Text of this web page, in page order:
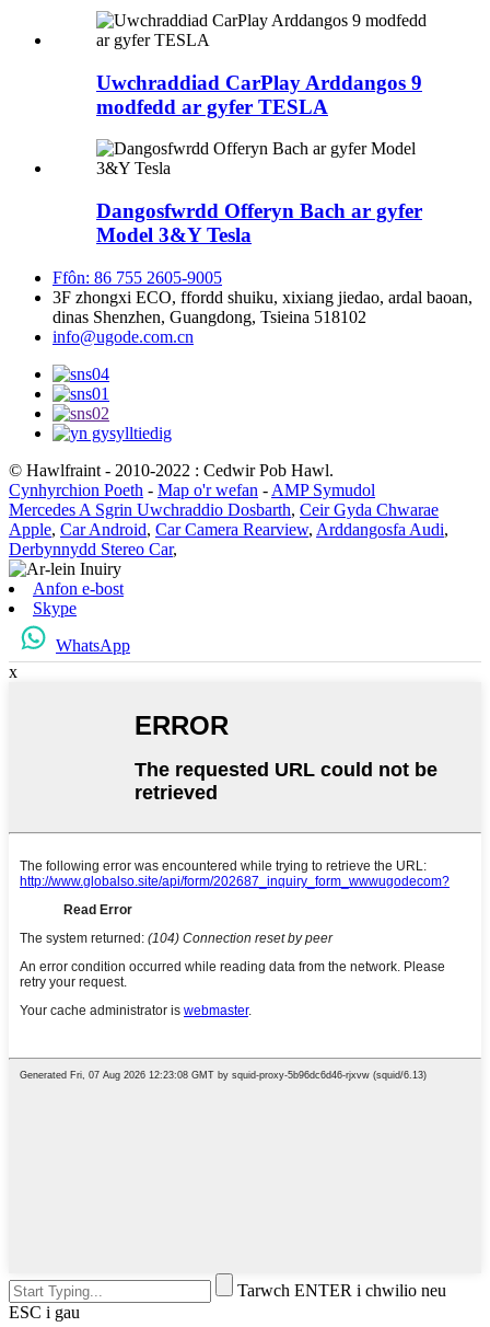
Uwchraddiad CarPlay Arddangos 9
modfedd ar gyfer TESLA
Dangosfwrdd Offeryn Bach ar gyfer
Model 3&Y Tesla
Ffôn: 86 755 2605-9005
3F zhongxi ECO, ffordd shuiku, xixiang jiedao, ardal baoan,
dinas Shenzhen, Guangdong, Tsieina 518102
info@ugode.com.cn
© Hawlfraint - 2010-2022 : Cedwir Pob Hawl.
Cynhyrchion Poeth - Map o'r wefan - AMP Symudol
Mercedes A Sgrin Uwchraddio Dosbarth, Ceir Gyda Chwarae
Apple, Car Android, Car Camera Rearview, Arddangosfa Audi,
Derbynnydd Stereo Car,
Anfon e-bost
Skype
WhatsApp
x
Tarwch ENTER i chwilio neu
ESC i gau